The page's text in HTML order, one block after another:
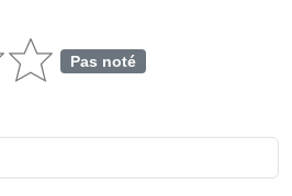
Pas noté